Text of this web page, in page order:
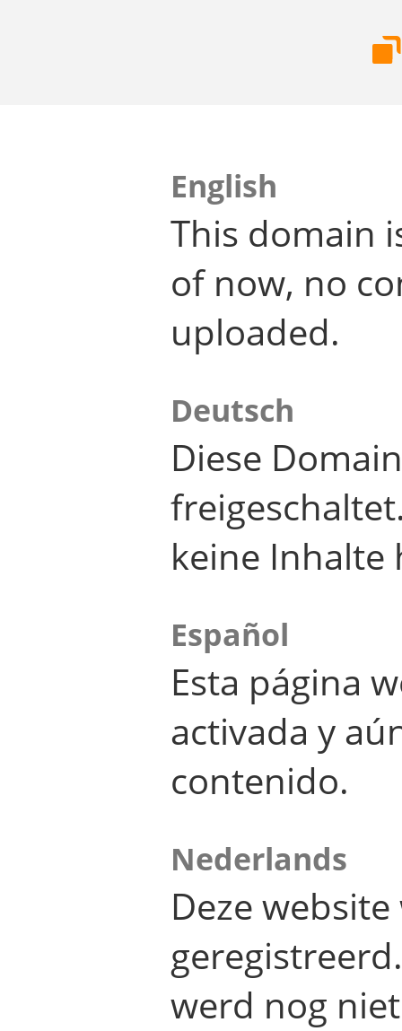
English
This domain
of now, no
uploaded.
Deutsch
Diese
keine Inhalte
Español
Esta página
activada y
contenido.
Nederlands
Deze
werd nog